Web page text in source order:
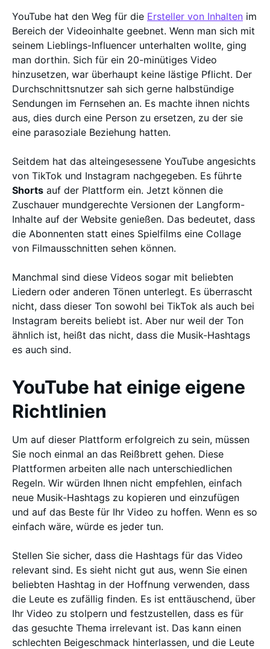
YouTube hat den Weg für die Ersteller von Inhalten im
Bereich der Videoinhalte geebnet. Wenn man sich mit
seinem Lieblings-Influencer unterhalten wollte, ging
man dorthin. Sich für ein 20-minütiges Video
hinzusetzen, war überhaupt keine lästige Pflicht. Der
Durchschnittsnutzer sah sich gerne halbstündige
Sendungen im Fernsehen an. Es machte ihnen nichts
aus, dies durch eine Person zu ersetzen, zu der sie
eine parasoziale Beziehung hatten.
Seitdem hat das alteingesessene YouTube angesichts
von TikTok und Instagram nachgegeben. Es führte
Shorts auf der Plattform ein. Jetzt können die
Zuschauer mundgerechte Versionen der Langform-
Inhalte auf der Website genießen. Das bedeutet, dass
die Abonnenten statt eines Spielfilms eine Collage
von Filmausschnitten sehen können.
Manchmal sind diese Videos sogar mit beliebten
Liedern oder anderen Tönen unterlegt. Es überrascht
nicht, dass dieser Ton sowohl bei TikTok als auch bei
Instagram bereits beliebt ist. Aber nur weil der Ton
ähnlich ist, heißt das nicht, dass die Musik-Hashtags
es auch sind.
YouTube hat einige eigene
Richtlinien
Um auf dieser Plattform erfolgreich zu sein, müssen
Sie noch einmal an das Reißbrett gehen. Diese
Plattformen arbeiten alle nach unterschiedlichen
Regeln. Wir würden Ihnen nicht empfehlen, einfach
neue Musik-Hashtags zu kopieren und einzufügen
und auf das Beste für Ihr Video zu hoffen. Wenn es so
einfach wäre, würde es jeder tun.
Stellen Sie sicher, dass die Hashtags für das Video
relevant sind. Es sieht nicht gut aus, wenn Sie einen
beliebten Hashtag in der Hoffnung verwenden, dass
die Leute es zufällig finden. Es ist enttäuschend, über
Ihr Video zu stolpern und festzustellen, dass es für
das gesuchte Thema irrelevant ist. Das kann einen
schlechten Beigeschmack hinterlassen, und die Leute